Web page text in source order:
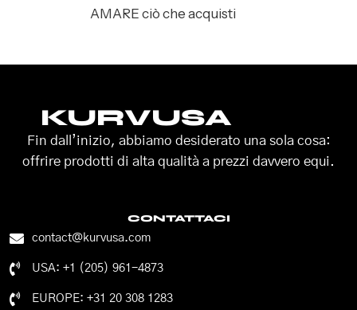
AMARE ciò che acquisti
KURVUSA
Fin dall’inizio, abbiamo desiderato una sola cosa:
offrire prodotti di alta qualità a prezzi davvero equi.
CONTATTACI
contact@kurvusa.com
USA: +1 (205) 961-4873
EUROPE: +31 20 308 1283